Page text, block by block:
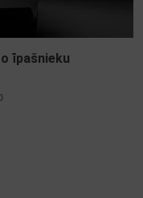
īpašnieku